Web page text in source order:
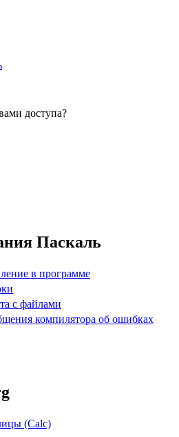
доступа?
Паскаль
в программе
с файлами
компилятора об ошибках
(Calc)